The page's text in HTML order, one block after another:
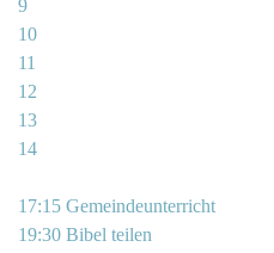
9
10
11
12
13
14
17:15 Gemeindeunterricht
19:30 Bibel teilen